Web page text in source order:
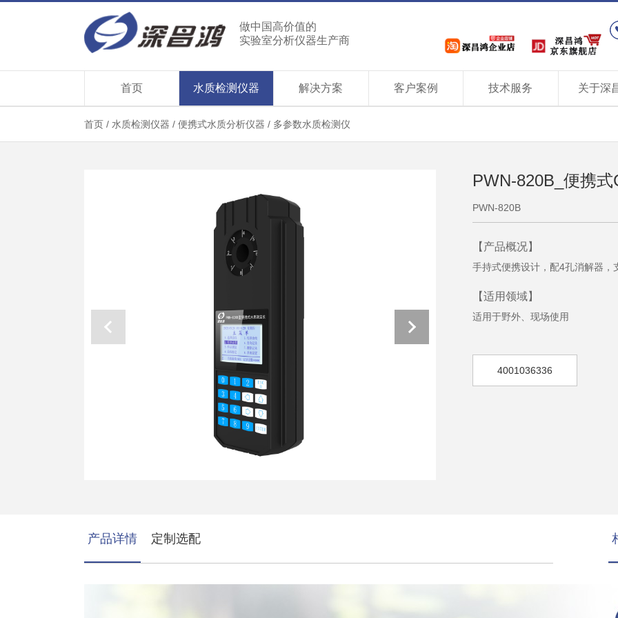
做中国高价值的
实验室分析仪器生产商
首页 水质检测仪器 解决方案 客户案例 技术服务 关于深
首页 / 水质检测仪器 / 便携式水质分析仪器 / 多参数水质检测仪
PWN-820B_便携
PWN-820B
【产品概况】
手持式便携设计，配4孔消解器
【适用领域】
适用于野外、现场使用
4001036336
产品详情 定制选配